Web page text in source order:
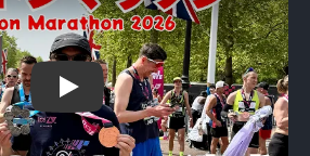
Play